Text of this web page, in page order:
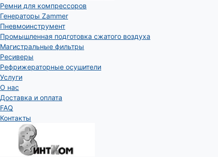
Ремни для компрессоров
Генераторы Zammer
Пневмоинструмент
Промышленная подготовка сжатого воздуха
Магистральные фильтры
Ресиверы
Рефрижераторные осушители
Услуги
О нас
Доставка и оплата
FAQ
Контакты